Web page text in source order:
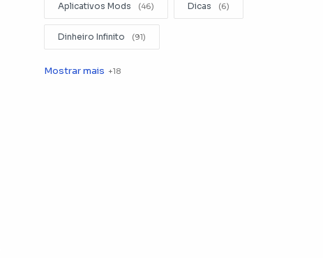
Aplicativos Mods Dicas
Dinheiro Infinito
Editar Videos